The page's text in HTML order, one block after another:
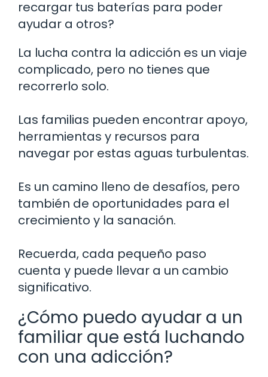
recargar tus baterías para poder
ayudar a otros?
La lucha contra la adicción es un viaje
complicado, pero no tienes que
recorrerlo solo.
Las familias pueden encontrar apoyo,
herramientas y recursos para
navegar por estas aguas turbulentas.
Es un camino lleno de desafíos, pero
también de oportunidades para el
crecimiento y la sanación.
Recuerda, cada pequeño paso
cuenta y puede llevar a un cambio
significativo.
¿Cómo puedo ayudar a un
familiar que está luchando
con una adicción?